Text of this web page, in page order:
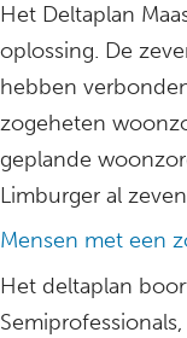
Het Deltaplan
oplossing. De
hebben
zogeheten
geplande
Limburger al
Mensen met een
Het deltaplan